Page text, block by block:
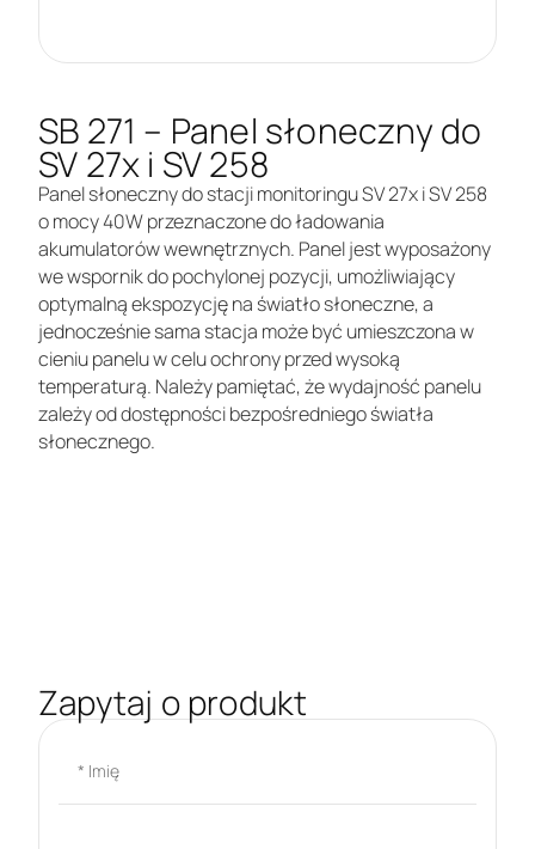
SB 271 – Panel słoneczny do
SV 27x i SV 258
Panel słoneczny do stacji monitoringu SV 27x i SV 258
o mocy 40W przeznaczone do ładowania
akumulatorów wewnętrznych. Panel jest wyposażony
we wspornik do pochylonej pozycji, umożliwiający
optymalną ekspozycję na światło słoneczne, a
jednocześnie sama stacja może być umieszczona w
cieniu panelu w celu ochrony przed wysoką
temperaturą. Należy pamiętać, że wydajność panelu
zależy od dostępności bezpośredniego światła
słonecznego.
Zapytaj o produkt